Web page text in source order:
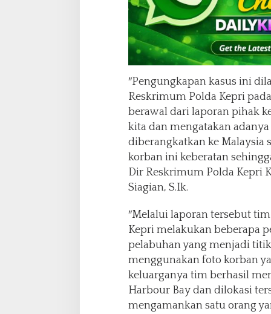
s
i
I
g
a
l
t
a
n
p
S
u
d
i
t
I
″Pengungkapan kasus ini
Reskrimum Polda Kepri
berawal dari laporan pihak
kita dan mengatakan
diberangkatkan ke Malaysia
korban ini keberatan
Dir Reskrimum Polda Kepri
Siagian, S.Ik.
″Melalui laporan tersebut
Kepri melakukan beberapa
pelabuhan yang menjadi
menggunakan foto korban
keluarganya tim berhasil
Harbour Bay dan dilokasi
mengamankan satu orang